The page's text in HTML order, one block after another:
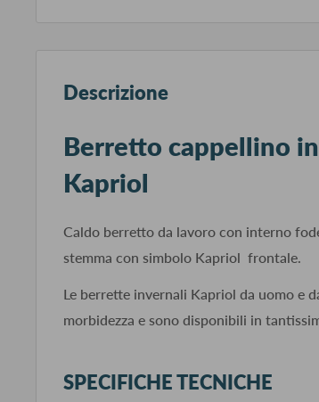
Descrizione
Berretto cappellino
Kapriol
Caldo berretto da lavoro con interno
stemma con simbolo Kapriol frontale.
Le berrette invernali Kapriol da uomo e
morbidezza e sono disponibili in
SPECIFICHE TECNICHE